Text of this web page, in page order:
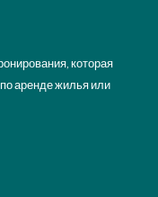
которая
аренде жилья или